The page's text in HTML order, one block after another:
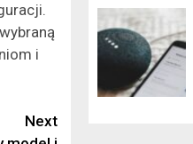
i
Next